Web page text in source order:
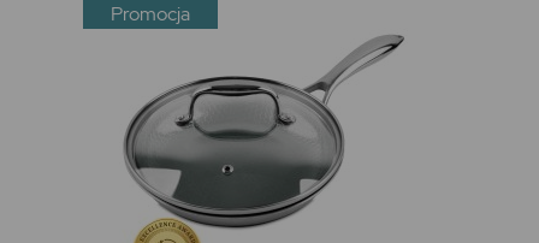
Promocja